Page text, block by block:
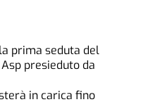
prima seduta del
presieduto da
in carica fino